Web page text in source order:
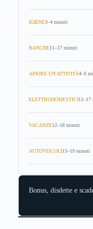
IGIENE3–4 minuti
BANCHE11–17 minuti
APRIRE UN'ATTIVITÀ4–6
ELETTRODOMESTICI
VACANZE12–18 minuti
AUTOVEICOLI13–19 minuti
Bonus, disdette e